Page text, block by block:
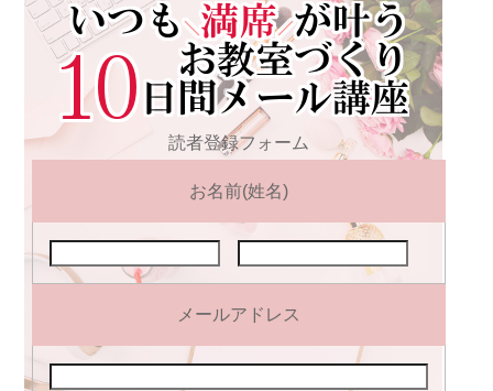
読者登録フォーム
お名前(姓名)
メールアドレス